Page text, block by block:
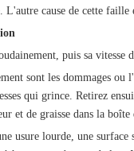
L'autre cause de cette
puis sa
sont les dommages
qui grince. Retirez
et de graisse dans la
usure lourde, une